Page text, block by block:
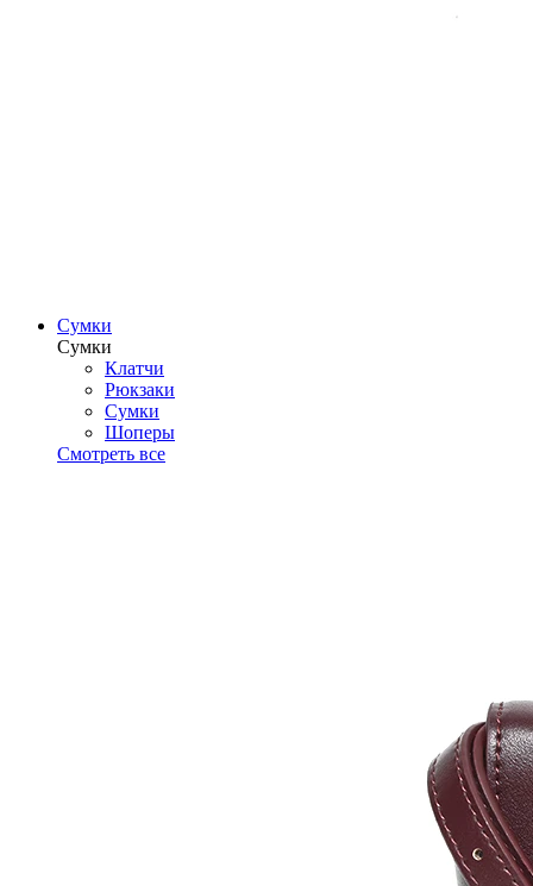
Сумки
Сумки
Клатчи
Рюкзаки
Сумки
Шоперы
Смотреть все